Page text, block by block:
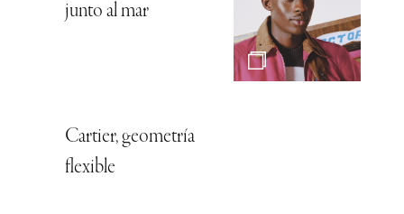
junto al mar
Cartier, geometría
flexible